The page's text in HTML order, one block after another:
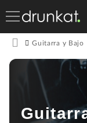
Guitarra y Bajo